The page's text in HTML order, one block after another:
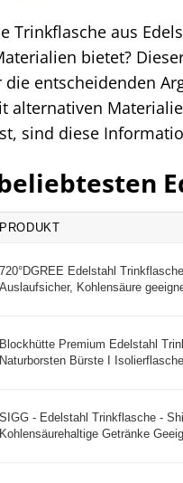
Trinkflasche aus
bietet?
die entscheidenden
alternativen
sind diese
PRODUKT
720°DGREE Edelstahl
Auslaufsicher, Kohlensäure
Blockhütte Premium Edelstahl
Naturborsten Bürste I
SIGG - Edelstahl Trinkflasche -
Kohlensäurehaltige Getränke